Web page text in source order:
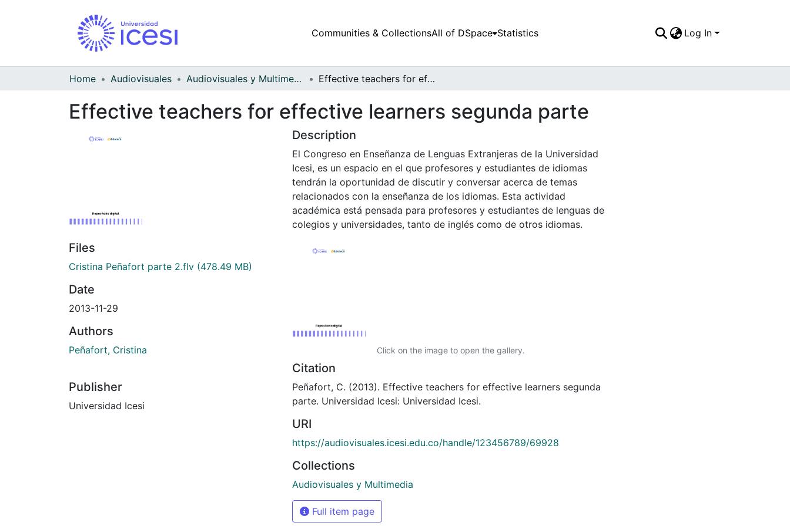
Communities & CollectionsAll of DSpace Statistics Log In
Home Audiovisuales Audiovisuales y Multimedia Effective teachers for effective learners segunda parte
Effective teachers for effective learners segunda parte
Files
Cristina Peñafort parte 2.flv (478.49 MB)
Date
2013-11-29
Authors
Peñafort, Cristina
Publisher
Universidad Icesi
Description
El Congreso en Enseñanza de Lenguas Extranjeras de la Universidad
Icesi, es un espacio en el que profesores y estudiantes de idiomas
tendrán la oportunidad de discutir y conversar acerca de temas
relacionados con la enseñanza de los idiomas. Esta actividad
académica está pensada para profesores y estudiantes de lenguas de
colegios y universidades, tanto de inglés como de otros idiomas.
Click on the image to open the gallery.
Citation
Peñafort, C. (2013). Effective teachers for effective learners segunda
parte. Universidad Icesi: Universidad Icesi.
URI
https://audiovisuales.icesi.edu.co/handle/123456789/69928
Collections
Audiovisuales y Multimedia
Full item page